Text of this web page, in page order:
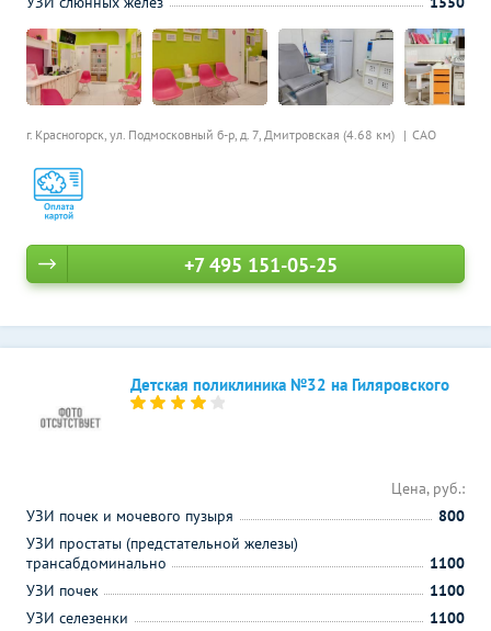
г. Красногорск, ул. Подмосковный б-р, д. 7, Дмитровская (4.68 км) САО
+7 495 151-05-25
Детская поликлиника №32 на Гиляровского
Цена, руб.:
УЗИ почек и мочевого пузыря
800
УЗИ простаты (предстательной железы)
трансабдоминально
1100
УЗИ почек
1100
УЗИ селезенки
1100